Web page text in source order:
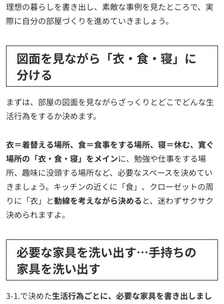
理想の暮らしを書き出し、素敵な事例を見たところで、実
際に自分の部屋づくりを進めていきましょう。
図面を見ながら「衣・食・寝」に
分ける
まずは、部屋の図面を見ながらざっくりとどこでどんな生
活行為をするか決めます。
衣＝着替える場所、食＝食事をする場所、寝＝休む、寛ぐ
場所の「衣・食・寝」をメインに、勉強や仕事をする場
所、趣味に没頭する場所など、必要なスペースを決めてい
きましょう。キッチンの近くに「食」、クローゼットの周
りに「衣」と動線を考えながら決める と、迷わずサクサク
決められますよ。
必要な家具を洗い出す…手持ちの
家具を洗い出す
3-1.で決めた生活行為ごとに、必要な家具を書き出しまし